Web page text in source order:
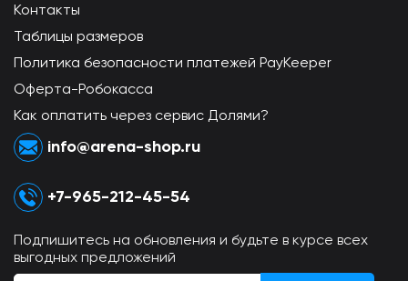
Контакты
Таблицы размеров
Политика безопасности платежей PayKeeper
Оферта-Робокасса
Как оплатить через сервис Долями?
info@arena-shop.ru
+7-965-212-45-54
Подпишитесь на обновления и будьте в курсе всех
выгодных предложений